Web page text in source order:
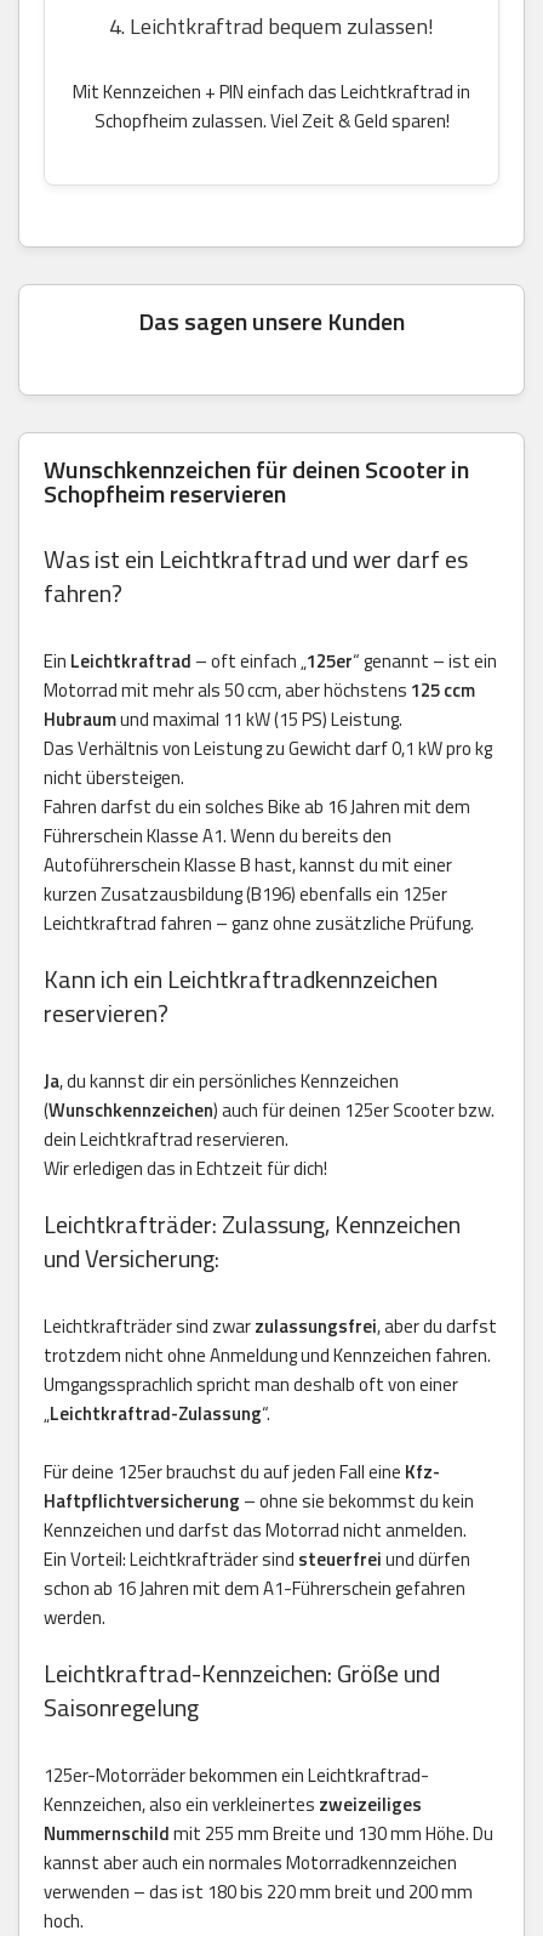
4. Leichtkraftrad bequem zulassen!
Mit Kennzeichen + PIN einfach das Leichtkraftrad in
Schopfheim zulassen. Viel Zeit & Geld sparen!
Das sagen unsere Kunden
Wunschkennzeichen für deinen Scooter in
Schopfheim reservieren
Was ist ein Leichtkraftrad und wer darf es
fahren?
Ein Leichtkraftrad – oft einfach „125er“ genannt – ist ein
Motorrad mit mehr als 50 ccm, aber höchstens 125 ccm
Hubraumund maximal 11 kW (15 PS) Leistung.
Das Verhältnis von Leistung zu Gewicht darf 0,1 kW pro kg
nicht übersteigen.
Fahren darfst du ein solches Bike ab 16 Jahren mit dem
Führerschein Klasse A1. Wenn du bereits den
Autoführerschein Klasse B hast, kannst du mit einer
kurzen Zusatzausbildung (B196) ebenfalls ein 125er
Leichtkraftrad fahren – ganz ohne zusätzliche Prüfung.
Kann ich ein Leichtkraftradkennzeichen
reservieren?
Ja, du kannst dir ein persönliches Kennzeichen
(Wunschkennzeichen) auch für deinen 125er Scooter bzw.
dein Leichtkraftrad reservieren.
Wir erledigen das in Echtzeit für dich!
Leichtkrafträder: Zulassung, Kennzeichen
und Versicherung:
Leichtkrafträder sind zwarzulassungsfrei, aber du darfst
trotzdem nicht ohne Anmeldung und Kennzeichen fahren.
Umgangssprachlich spricht man deshalb oft von einer
„Leichtkraftrad-Zulassung“.
Für deine 125er brauchst du auf jeden Fall eine Kfz-
Haftpflichtversicherung – ohne sie bekommst du kein
Kennzeichen und darfst das Motorrad nicht anmelden.
Ein Vorteil: Leichtkrafträder sind steuerfreiund dürfen
schon ab 16 Jahren mit dem A1-Führerschein gefahren
werden.
Leichtkraftrad-Kennzeichen: Größe und
Saisonregelung
125er-Motorräder bekommen ein Leichtkraftrad-
Kennzeichen, also ein verkleinertes zweizeiliges
Nummernschildmit 255 mm Breite und 130 mm Höhe. Du
kannst aber auch ein normales Motorradkennzeichen
verwenden – das ist 180 bis 220 mm breit und 200 mm
hoch.